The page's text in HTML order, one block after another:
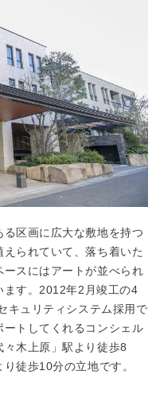
る区画に広大な敷地を持つ
えられていて、落ち着いた
スにはアートが並べられ
ます。2012年2月竣工の4
キュリティシステム採用で
トしてくれるコンシェル
木上原」駅より徒歩8
徒歩10分の立地です。